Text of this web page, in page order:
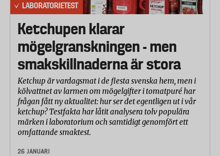
LABORATORIETEST
Ketchupen klarar
mögelgranskningen - men
smakskillnaderna är stora
Ketchup är vardagsmat i de flesta svenska hem, men i
kölvattnet av larmen om mögelgifter i tomatpuré har
frågan fått ny aktualitet: hur ser det egentligen ut i vår
ketchup? Testfakta har låtit analysera tolv populära
märken i laboratorium och samtidigt genomfört ett
omfattande smaktest.
26 JANUARI